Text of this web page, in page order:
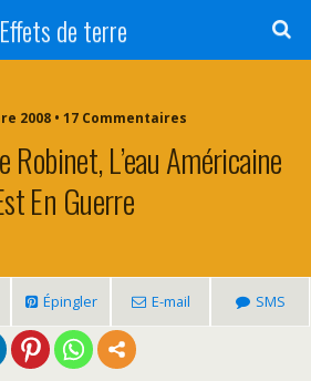
Effets de terre
2008 • 17 Commentaires
L’eau Américaine
En Guerre
Épingler E-mail SMS